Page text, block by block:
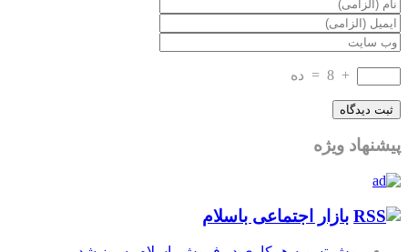
+
8
= ده
پیشنهاد ویژه
بازار اجتماعی باسلام